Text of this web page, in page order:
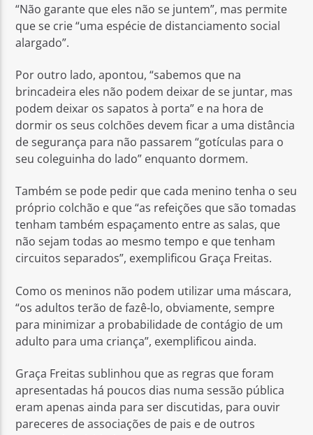
“Não garante que eles não se juntem”, mas permite
que se crie “uma espécie de distanciamento social
alargado”.
Por outro lado, apontou, “sabemos que na
brincadeira eles não podem deixar de se juntar, mas
podem deixar os sapatos à porta” e na hora de
dormir os seus colchões devem ficar a uma distância
de segurança para não passarem “gotículas para o
seu coleguinha do lado” enquanto dormem.
Também se pode pedir que cada menino tenha o seu
próprio colchão e que “as refeições que são tomadas
tenham também espaçamento entre as salas, que
não sejam todas ao mesmo tempo e que tenham
circuitos separados”, exemplificou Graça Freitas.
Como os meninos não podem utilizar uma máscara,
“os adultos terão de fazê-lo, obviamente, sempre
para minimizar a probabilidade de contágio de um
adulto para uma criança”, exemplificou ainda.
Graça Freitas sublinhou que as regras que foram
apresentadas há poucos dias numa sessão pública
eram apenas ainda para ser discutidas, para ouvir
pareceres de associações de pais e de outros